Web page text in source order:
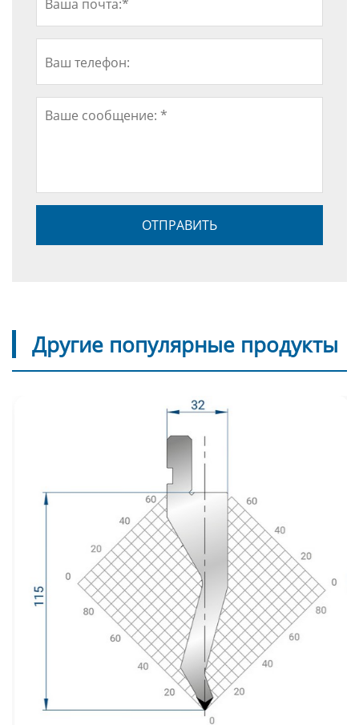
Другие популярные продукты